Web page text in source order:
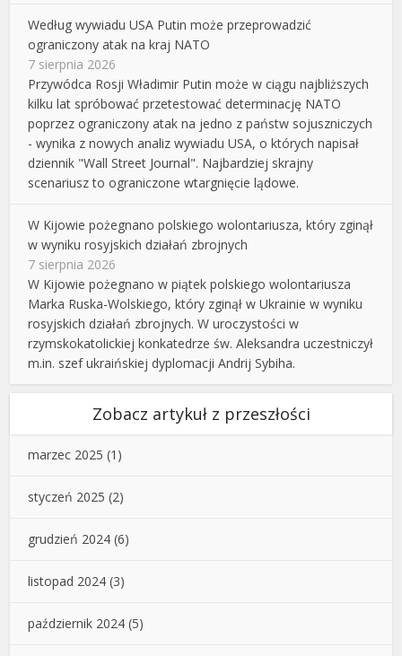
Według wywiadu USA Putin może przeprowadzić
ograniczony atak na kraj NATO
7 sierpnia 2026
Przywódca Rosji Władimir Putin może w ciągu najbliższych
kilku lat spróbować przetestować determinację NATO
poprzez ograniczony atak na jedno z państw sojuszniczych
- wynika z nowych analiz wywiadu USA, o których napisał
dziennik "Wall Street Journal". Najbardziej skrajny
scenariusz to ograniczone wtargnięcie lądowe.
W Kijowie pożegnano polskiego wolontariusza, który zginął
w wyniku rosyjskich działań zbrojnych
7 sierpnia 2026
W Kijowie pożegnano w piątek polskiego wolontariusza
Marka Ruska-Wolskiego, który zginął w Ukrainie w wyniku
rosyjskich działań zbrojnych. W uroczystości w
rzymskokatolickiej konkatedrze św. Aleksandra uczestniczył
m.in. szef ukraińskiej dyplomacji Andrij Sybiha.
Zobacz artykuł z przeszłości
marzec 2025 (1)
styczeń 2025 (2)
grudzień 2024 (6)
listopad 2024 (3)
październik 2024 (5)